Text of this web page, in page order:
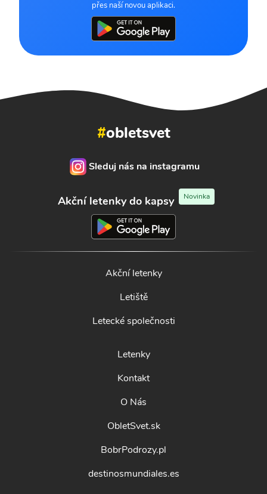
přes naší novou aplikaci.
#obletsvet
Sleduj nás na instagramu
Akční letenky do kapsy Novinka
Akční letenky
Letiště
Letecké společnosti
Letenky
Kontakt
O Nás
ObletSvet.sk
BobrPodrozy.pl
destinosmundiales.es